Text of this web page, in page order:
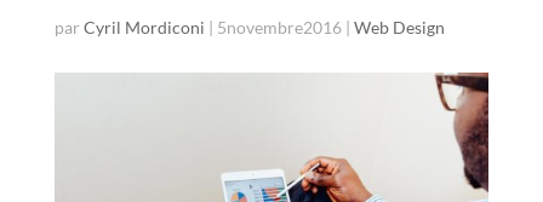
par Cyril Mordiconi | 5novembre2016| Web Design